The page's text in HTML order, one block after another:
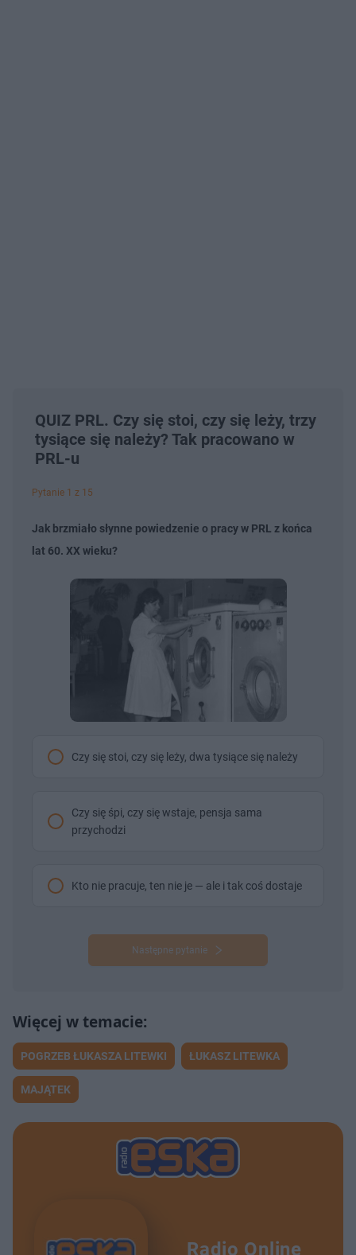
QUIZ PRL. Czy się stoi, czy się leży, trzy
tysiące się należy? Tak pracowano w
PRL-u
Pytanie 1 z 15
Jak brzmiało słynne powiedzenie o pracy w PRL z końca
lat 60. XX wieku?
Czy się stoi, czy się leży, dwa tysiące się należy
Czy się śpi, czy się wstaje, pensja sama
przychodzi
Kto nie pracuje, ten nie je — ale i tak coś dostaje
Następne pytanie
POGRZEB ŁUKASZA LITEWKI ŁUKASZ LITEWKA
MAJĄTEK
Radio Online